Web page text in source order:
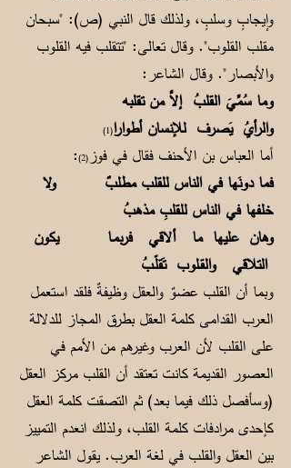
وإيجابٍ وسلبٍ، ولذلك قال النبي (ص): "سبحان
مقلب القلوب". وقال تعالى: "تتقلب فيه القلوب
والأبصار". وقال الشاعر:
وما سُمِّيَ القلبُ إلاَّ من تقلبه
والرأيُ يَصرف للإنسان أطوارا(1)
أما العباس بن الأحنف فقال في فوز(2)
:
فما دونَها في الناس للقلب مطلبٌ ولا
خلفها في الناس للقلبِ مذهبُ
وهان عليها ما ألاقي فربمـا يكون
التلاقي والقـلوب تَقلّـبُ
وبما أن القلب عضوٌ والعقل وظيفةٌ فلقد استعمل
العرب القدامى كلمة العقل بطرق المجاز للدلالة
على القلب لأن العرب وغيرهم من الأمم في
العصور القديمة كانت تعتقد أن القلب مركز العقل
(وسأفصل ذلك فيما بعد) ثم التصقت كلمة العقل
كإحدى مرادفات كلمة القلب، ولذلك انعدم التمييز
بين العقل والقلب في لغة العرب. يقول الشاعر